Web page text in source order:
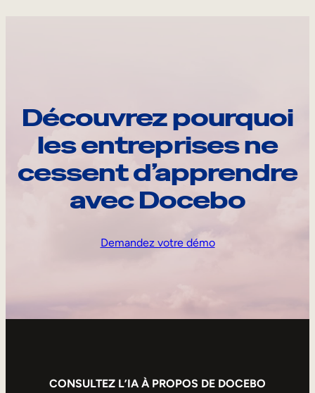
Découvrez pourquoi
les entreprises ne
cessent d’apprendre
avec Docebo
Demandez votre démo
CONSULTEZ L’IA À PROPOS DE DOCEBO